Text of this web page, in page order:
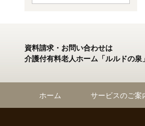
資料請求・お問い合わせは
介護付有料老人ホーム「ルルドの泉
ホーム サービスのご案